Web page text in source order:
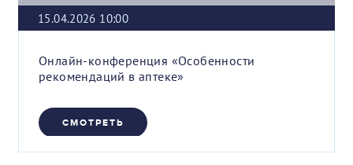
15.04.2026 10:00
Онлайн-конференция «Особенности
рекомендаций в аптеке»
СМОТРЕТЬ